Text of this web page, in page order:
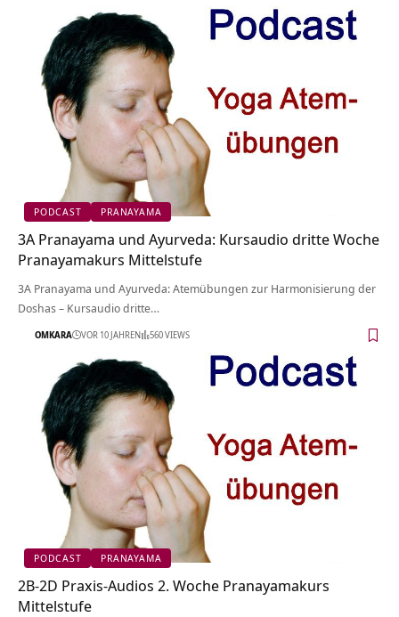
PODCAST PRANAYAMA
3A Pranayama und Ayurveda: Kursaudio dritte Woche
Pranayamakurs Mittelstufe
3A Pranayama und Ayurveda: Atemübungen zur Harmonisierung der
Doshas – Kursaudio dritte…
OMKARA VOR 10 JAHREN 560 VIEWS
PODCAST PRANAYAMA
2B-2D Praxis-Audios 2. Woche Pranayamakurs
Mittelstufe